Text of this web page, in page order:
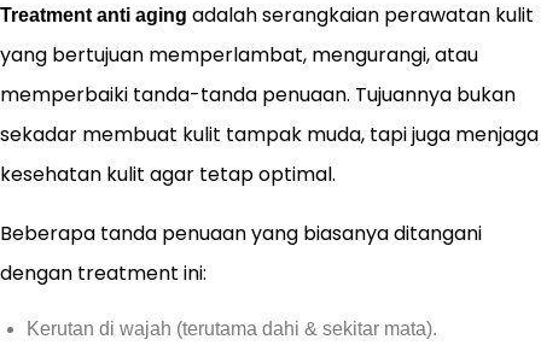
Treatment anti aging adalah serangkaian perawatan kulit
yang bertujuan memperlambat, mengurangi, atau
memperbaiki tanda-tanda penuaan. Tujuannya bukan
sekadar membuat kulit tampak muda, tapi juga menjaga
kesehatan kulit agar tetap optimal.
Beberapa tanda penuaan yang biasanya ditangani
dengan treatment ini:
Kerutan di wajah (terutama dahi & sekitar mata).